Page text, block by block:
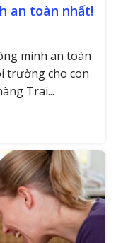
an toàn nhất!
minh an toàn
trường cho con
Trai...